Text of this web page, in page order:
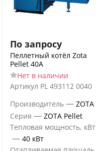
По запросу
Пеллетный котёл Zota
Pellet 40А
Нет в наличии
Артикул PL 493112 0040
Производитель — ZOTA
Серия — ZOTA Pellet
Тепловая мощность, кВт
— 40 кВт